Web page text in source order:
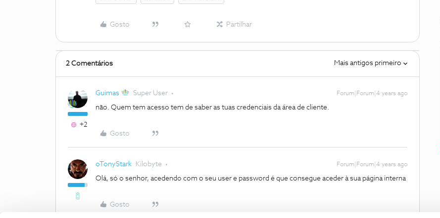
Gosto Partilhar
2 Comentários Mais antigos primeiro
+2
Guimas Super User Forum|Forum|4 years ago
não. Quem tem acesso tem de saber as tuas credenciais da área de cliente.
Gosto
oTonyStark Kilobyte Forum|Forum|4 years ago
Olá, só o senhor, acedendo com o seu user e password é que consegue aceder à sua página interna
Gosto